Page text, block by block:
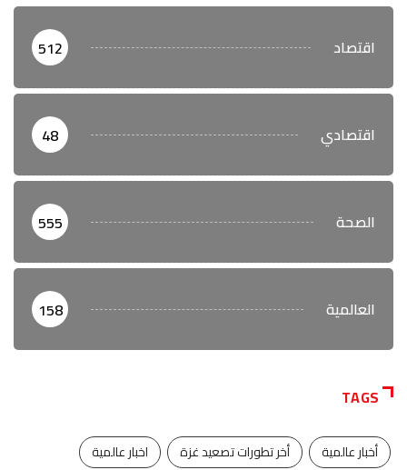
اقتصاد 512
اقتصادي 48
الصحة 555
العالمية 158
TAGS
أخبار عالمية أخر تطورات تصعيد غزة
اخبار عالمية